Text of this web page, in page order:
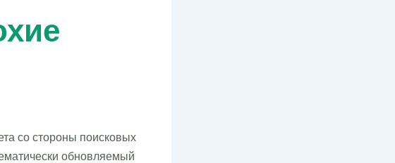
со стороны поисковых
обновляемый